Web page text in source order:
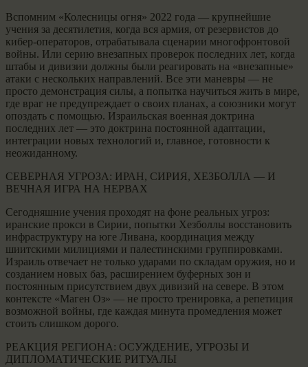
Вспомним «Колесницы огня» 2022 года — крупнейшие
учения за десятилетия, когда вся армия, от резервистов до
кибер-операторов, отрабатывала сценарии многофронтовой
войны. Или серию внезапных проверок последних лет, когда
штабы и дивизии должны были реагировать на «внезапные»
атаки с нескольких направлений. Все эти маневры — не
просто демонстрация силы, а попытка научиться жить в мире,
где враг не предупреждает о своих планах, а союзники могут
опоздать с помощью. Израильская военная доктрина
последних лет — это доктрина постоянной адаптации,
интеграции новых технологий и, главное, готовности к
неожиданному.
СЕВЕРНАЯ УГРОЗА: ИРАН, СИРИЯ, ХЕЗБОЛЛА — И
ВЕЧНАЯ ИГРА НА НЕРВАХ
Сегодняшние учения проходят на фоне реальных угроз:
иранские прокси в Сирии, попытки Хезболлы восстановить
инфраструктуру на юге Ливана, координация между
шиитскими милициями и палестинскими группировками.
Израиль отвечает не только ударами по складам оружия, но и
созданием новых баз, расширением буферных зон и
постоянным присутствием двух дивизий на севере. В этом
контексте «Маген Оз» — не просто тренировка, а репетиция
возможной войны, где каждая минута промедления может
стоить слишком дорого.
РЕАКЦИЯ РЕГИОНА: ОСУЖДЕНИЕ, УГРОЗЫ И
ДИПЛОМАТИЧЕСКИЕ РИТУАЛЫ